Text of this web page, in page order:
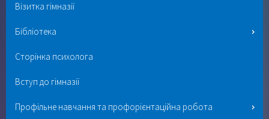
Візитка гімназії
Бібліотека
Сторінка психолога
Вступ до гімназії
Профільне навчання та профорієнтаційна робота